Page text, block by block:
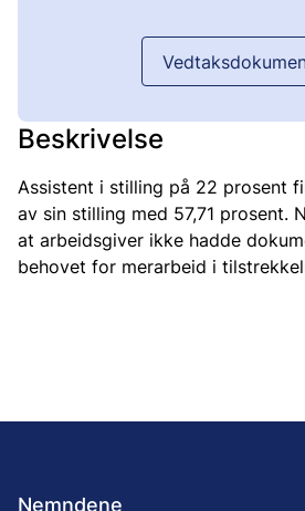
Beskrivelse
Assistent i stilling på 22 prosent
av sin stilling med 57,71 prosent.
at arbeidsgiver ikke hadde
behovet for merarbeid i
Nemndene